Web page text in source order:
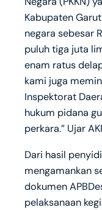
Kabupaten
negara sebesar
puluh tiga juta
enam ratus
kami juga
Inspektorat
hukum pidana
perkara.” Ujar
Dari hasil
mengamankan
dokumen
pelaksanaan